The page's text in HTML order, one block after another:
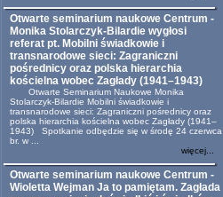
Otwarte seminarium naukowe Centrum -
Monika Stolarczyk-Bilardie wygłosi
referat pt. Mobilni świadkowie i
transnarodowe sieci: Zagraniczni
pośrednicy oraz polska hierarchia
kościelna wobec Zagłady (1941–1943)
Otwarte Seminarium Naukowe Monika
Stolarczyk-Bilardie Mobilni świadkowie i
transnarodowe sieci: Zagraniczni pośrednicy oraz
polska hierarchia kościelna wobec Zagłady (1941–
1943) Spotkanie odbędzie się w środę 24 czerwca
br. w ...
więcej...
Otwarte seminarium naukowe Centrum -
Wioletta Wejman Ja to pamiętam. Zagłada